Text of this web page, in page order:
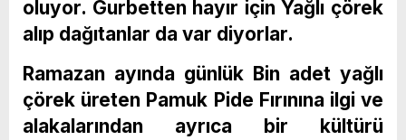
oluyor. Gurbetten hayır için Yağlı çörek
alıp dağıtanlar da var diyorlar.
Ramazan ayında günlük Bin adet yağlı
çörek üreten Pamuk Pide Fırınına ilgi ve
alakalarından ayrıca bir kültürü